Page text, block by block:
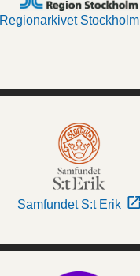
Regionarkivet Stockholm
Samfundet S:t Erik